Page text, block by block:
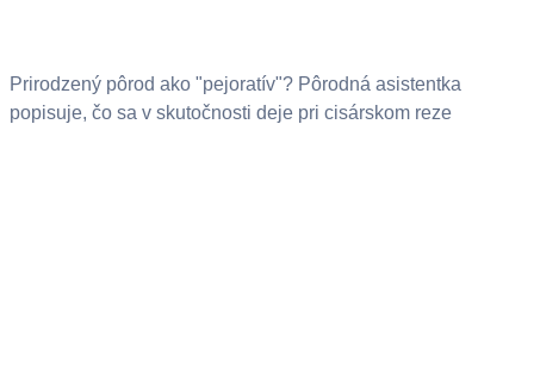
Prirodzený pôrod ako "pejoratív"? Pôrodná asistentka
popisuje, čo sa v skutočnosti deje pri cisárskom reze